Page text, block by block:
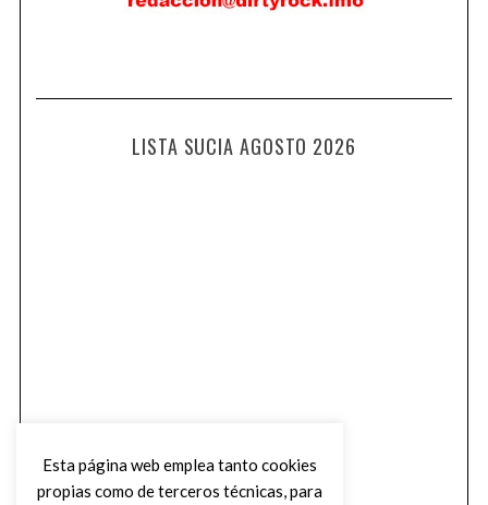
LISTA SUCIA AGOSTO 2026
Esta página web emplea tanto cookies
propias como de terceros técnicas, para